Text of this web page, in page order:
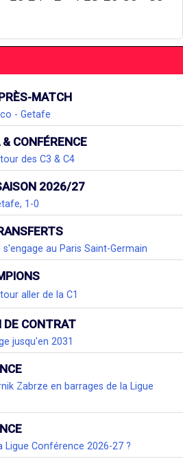
MATCH
- Getafe
CONFÉRENCE
des C3 & C4
2026/27
1-0
au Paris Saint-Germain
aller de la C1
DE CONTRAT
jusqu'en 2031
Zabrze en barrages de la Ligue
Ligue Conférence 2026-27 ?